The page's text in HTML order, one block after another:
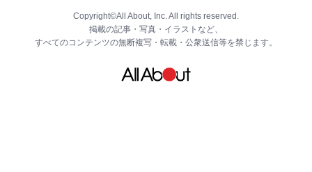
Copyright©All About, Inc. All rights reserved.
掲載の記事・写真・イラストなど、
すべてのコンテンツの無断複写・転載・公衆送信等を禁じます。